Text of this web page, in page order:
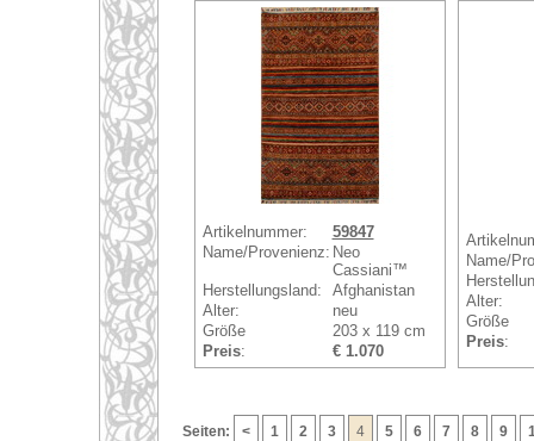
Artikelnummer:
59847
Name/Provenienz: Neo
Cassiani™
Herstellungsland:
Afghanistan
Alter:
neu
Größe
203 x 119 cm
Preis: € 1.070
Name/
Alter:
Größe
Preis:
Seiten: < 1 2 3 4 5 6 7 8 9